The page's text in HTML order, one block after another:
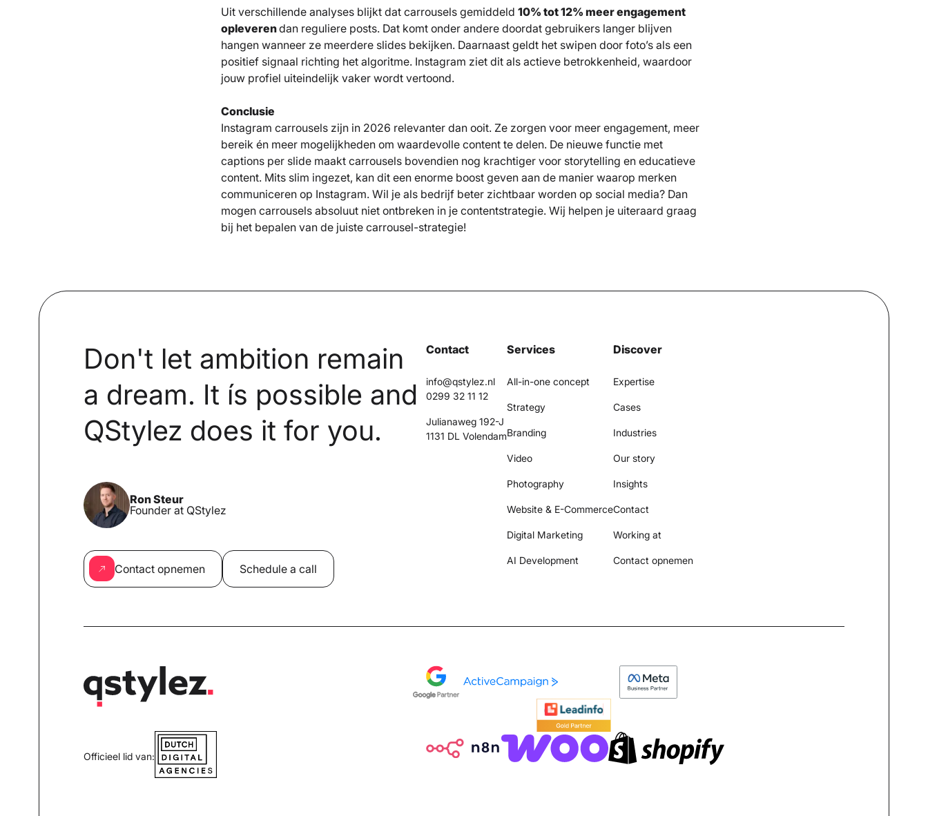
Uit verschillende analyses blijkt dat carrousels gemiddeld 10% tot 12% meer engagement
opleverendan reguliere posts. Dat komt onder andere doordat gebruikers langer blijven
hangen wanneer ze meerdere slides bekijken. Daarnaast geldt het swipen door foto’s als een
positief signaal richting het algoritme. Instagram ziet dit als actieve betrokkenheid, waardoor
jouw profiel uiteindelijk vaker wordt vertoond.
Conclusie
Instagram carrousels zijn in 2026 relevanter dan ooit. Ze zorgen voor meer engagement, meer
bereik én meer mogelijkheden om waardevolle content te delen. De nieuwe functie met
captions per slide maakt carrousels bovendien nog krachtiger voor storytelling en educatieve
content. Mits slim ingezet, kan dit een enorme boost geven aan de manier waarop merken
communiceren op Instagram. Wil je als bedrijf beter zichtbaar worden op social media? Dan
mogen carrousels absoluut niet ontbreken in je contentstrategie. Wij helpen je uiteraard graag
bij het bepalen van de juiste carrousel-strategie!
Don't let ambition remain
a dream. It ís possible and
QStylez does it for you.
Ron Steur
Founder at QStylez
Contact opnemen Schedule a call
Contact
info@qstylez.nl
0299 32 11 12
Julianaweg 192-J
1131 DL Volendam
Services
All-in-one concept
Strategy
Branding
Video
Photography
Website & E-Commerce
Digital Marketing
AI Development
Discover
Expertise
Cases
Industries
Our story
Insights
Contact
Working at
Contact opnemen
Officieel lid van: